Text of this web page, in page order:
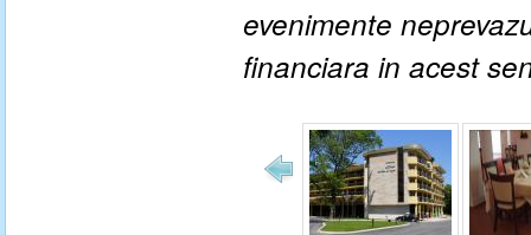
evenimente
financiara in acest